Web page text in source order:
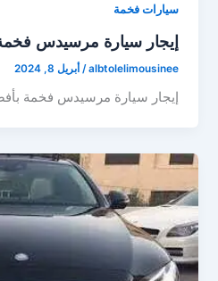
سيارات فخمة
إيجار سيارة مرسيدس
albtolelimousinee
/أبريل 8, 2024
إيجار سيارة مرسيدس فخمة